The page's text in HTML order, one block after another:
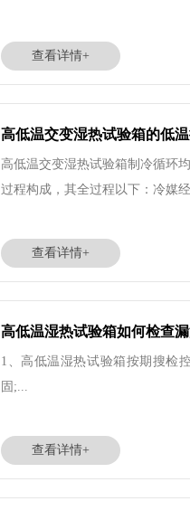
查看详情+
高低温交变湿热试验箱的低
高低温交变湿热试验箱制冷循环
过程构成，其全过程以下：冷媒
查看详情+
高低温湿热试验箱如何检查
1、高低温湿热试验箱按期搜检
固;...
查看详情+